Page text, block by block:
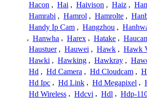
Hacon , Hai , Haivison , Haiz ,
Hamrabi , Hamrol , Hamrolte ,
Handy Ip Cam , Hangzhou ,
, Hanwha , Harex , Hatake ,
Haustuer , Hauwei , Hawk , Hawk
Hawki , Hawking , Hawkray ,
Hd , Hd Camera , Hd Cloudcam ,
Hd Ipc , Hd Link , Hd Megapixel ,
Hd Wireless , Hdcvi , Hdl , Hdp-